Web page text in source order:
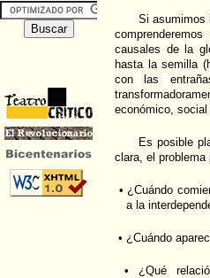
Si asumimos
causales de la
hasta la semilla
con las
económico,
Es posible
clara, el problema
• ¿Cuándo
a la
• ¿Cuándo
• ¿Qué